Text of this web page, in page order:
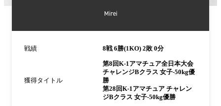
Mirei
戦績 8戦 6勝(1KO) 2敗 0分
獲得タイトル
第8回K-1アマチュア全日本大会
チャレンジBクラス 女子-50kg優
勝
第28回K-1アマチュア チャレン
ジBクラス 女子-50kg優勝